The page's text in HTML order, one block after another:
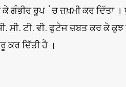
ਗੰਭੀਰ ਰੂਪ `ਚ ਜ਼ਖ਼ਮੀ ਕਰ ਦਿੱਤਾ
ਸੀ. ਟੀ. ਵੀ. ਫੁਟੇਜ ਜ਼ਬਤ ਕਰ ਕੇ
ਕਰ ਦਿੱਤੀ ਹੈ ।